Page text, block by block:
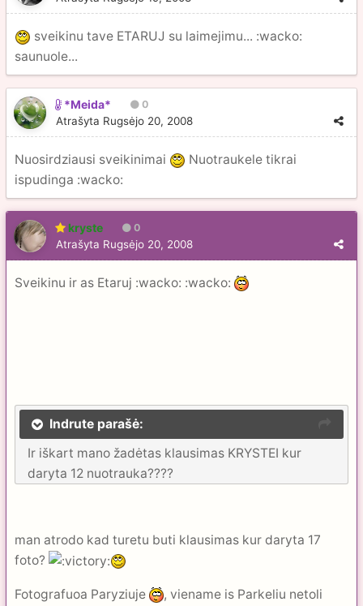
sveikinu tave ETARUJ su laimejimu... :wacko:
saunuole...
*Meida* 0
Atrašyta Rugsėjo 20, 2008
Nuosirdziausi sveikinimai
Nuotraukele tikrai
ispudinga :wacko:
kryste 0
Atrašyta Rugsėjo 20, 2008
Sveikinu ir as Etaruj :wacko: :wacko:
Indrute parašė:
Ir iškart mano žadėtas klausimas KRYSTEI kur
daryta 12 nuotrauka????
man atrodo kad turetu buti klausimas kur daryta 17
foto?
Fotografuoa Paryziuje
, viename is Parkeliu netoli